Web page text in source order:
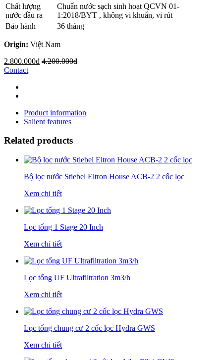
Chất lượng
nước đầu ra
Chuẩn nước sạch sinh hoạt QCVN 01-
1:2018/BYT , không vi khuẩn, vi rút
Bảo hành
36 tháng
Origin: Việt Nam
2.800.000đ 4.200.000đ
Contact
Product information
Salient features
Related products
Bộ lọc nước Stiebel Eltron House ACB-2 2 cốc lọc
Xem chi tiết
Lọc tổng 1 Stage 20 Inch
Xem chi tiết
Lọc tổng UF Ultrafiltration 3m3/h
Xem chi tiết
Lọc tổng chung cư 2 cốc lọc Hydra GWS
Xem chi tiết